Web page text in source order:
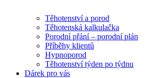
Těhotenství a porod
Těhotenská kalkulačka
Porodní přání – porodní plán
Příběhy klientů
Hypnoporod
Těhotenství týden po týdnu
Dárek pro vás